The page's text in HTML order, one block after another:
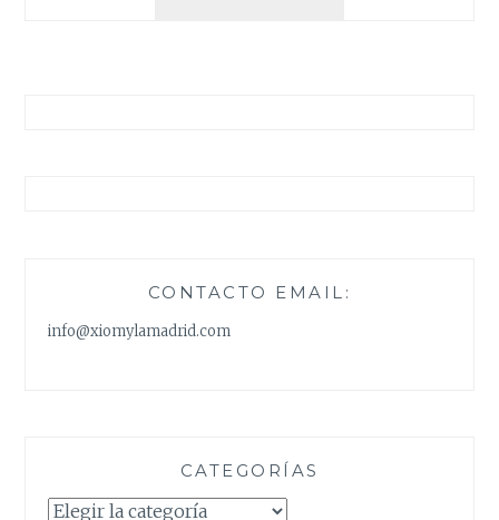
CONTACTO EMAIL:
info@xiomylamadrid.com
CATEGORÍAS
Categorías